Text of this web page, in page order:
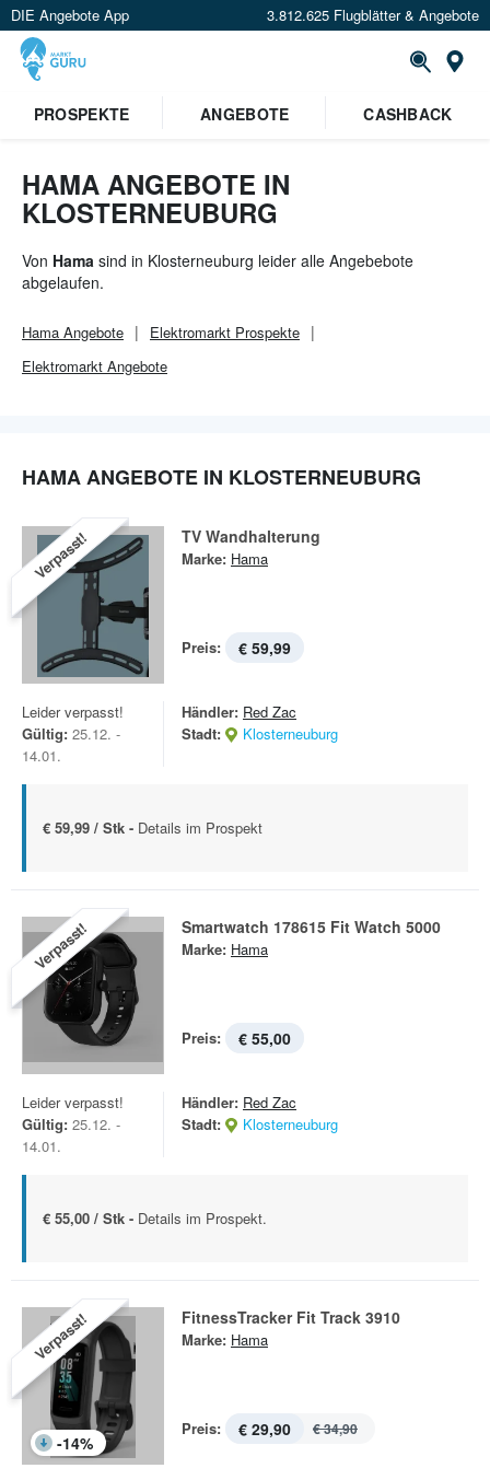
DIE Angebote App 3.812.625 Flugblätter & Angebote
PROSPEKTE
ANGEBOTE CASHBACK
HAMA ANGEBOTE IN
KLOSTERNEUBURG
Von Hama sind in Klosterneuburg leider alle Angebebote
abgelaufen.
Hama Angebote Elektromarkt Prospekte
Elektromarkt Angebote
HAMA ANGEBOTE IN KLOSTERNEUBURG
Verpasst! TV Wandhalterung
Marke: Hama
Preis: € 59,99
Leider verpasst!
Gültig: 25.12. -
14.01.
Händler: Red Zac
Stadt:
Klosterneuburg
€ 59,99 / Stk - Details im Prospekt
Verpasst! Smartwatch 178615 Fit Watch 5000
Marke: Hama
Preis: € 55,00
Leider verpasst!
Gültig: 25.12. -
14.01.
Händler: Red Zac
Stadt:
Klosterneuburg
€ 55,00 / Stk - Details im Prospekt.
Verpasst!
-14%
FitnessTracker Fit Track 3910
Marke: Hama
Preis: € 29,90 € 34,90